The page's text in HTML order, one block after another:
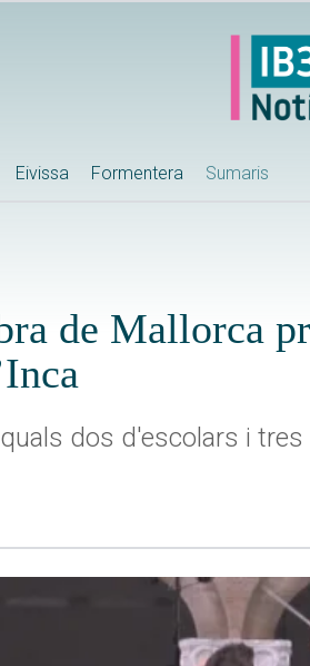
Eivissa Formentera Sumaris
de Mallorca
dos d'escolars i